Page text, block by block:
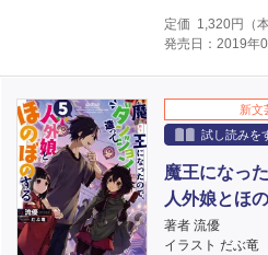
定価 1,320円（
発売日：2019年
新文
試し読みを
魔王になっ
人外娘とほ
著者 流優
イラスト だぶ竜